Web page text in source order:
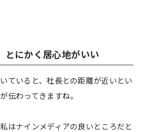
とにかく居心地がいい
ていると、社長との距離が近いとい
伝わってきますね。
はナインメディアの良いところだと